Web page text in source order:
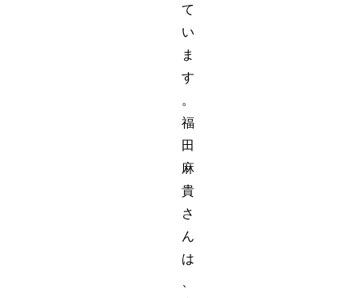
て
い
ま
す
。
福
田
麻
貴
さ
ん
は